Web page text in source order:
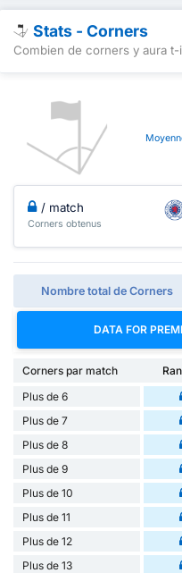
Stats - Corners
Combien de corners y aura t-
/ match
Corners obtenus
Nombre total de Corners
DATA FOR
Corners par match
Plus de 6
Plus de 7
Plus de 8
Plus de 9
Plus de 10
Plus de 11
Plus de 12
Plus de 13